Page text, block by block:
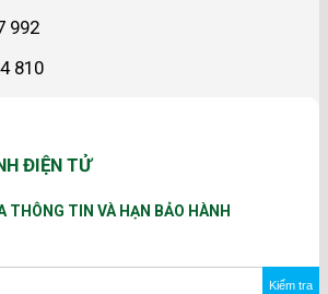
992
810
ĐIỆN TỬ
THÔNG TIN VÀ HẠN BẢO HÀNH
Kiểm tra